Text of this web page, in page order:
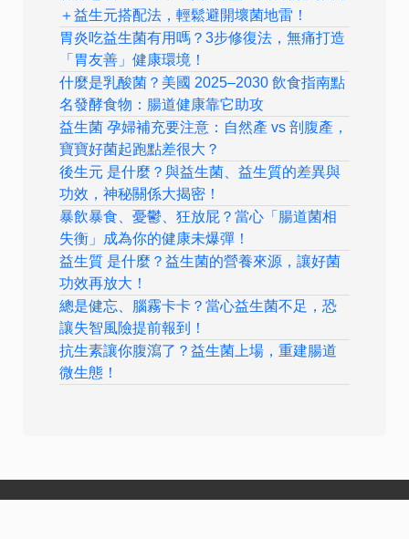
＋益生元搭配法，輕鬆避開壞菌地雷！
胃炎吃益生菌有用嗎？3步修復法，無痛打造
「胃友善」健康環境！
什麼是乳酸菌？美國 2025–2030 飲食指南點
名發酵食物：腸道健康靠它助攻
益生菌 孕婦補充要注意：自然產 vs 剖腹產，
寶寶好菌起跑點差很大？
後生元 是什麼？與益生菌、益生質的差異與
功效，神秘關係大揭密！
暴飲暴食、憂鬱、狂放屁？當心「腸道菌相
失衡」成為你的健康未爆彈！
益生質 是什麼？益生菌的營養來源，讓好菌
功效再放大！
總是健忘、腦霧卡卡？當心益生菌不足，恐
讓失智風險提前報到！
抗生素讓你腹瀉了？益生菌上場，重建腸道
微生態！